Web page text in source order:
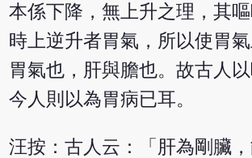
本係下降，無上升之理，其
時上逆升者胃氣，所以使胃
胃氣也，肝與膽也。故古人以
今人則以為胃病已耳。
汪按：古人云：「肝為剛臟，